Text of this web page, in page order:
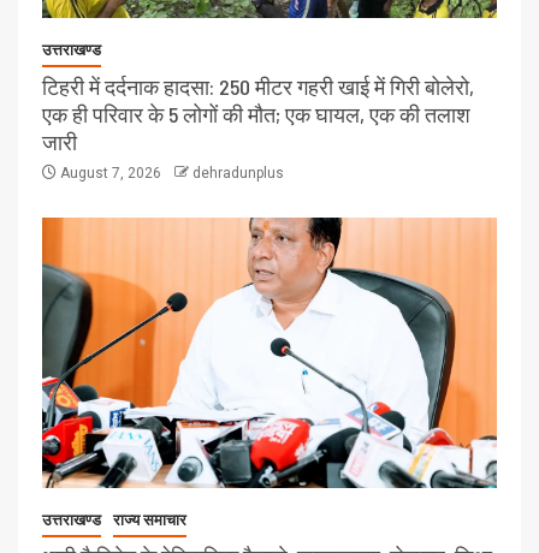
उत्तराखण्ड
टिहरी में दर्दनाक हादसा: 250 मीटर गहरी खाई में गिरी बोलेरो,
एक ही परिवार के 5 लोगों की मौत; एक घायल, एक की तलाश
जारी
August 7, 2026 dehradunplus
उत्तराखण्ड राज्य समाचार